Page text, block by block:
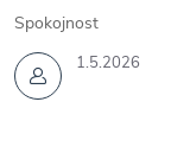
1.5.2026
Spokojnost